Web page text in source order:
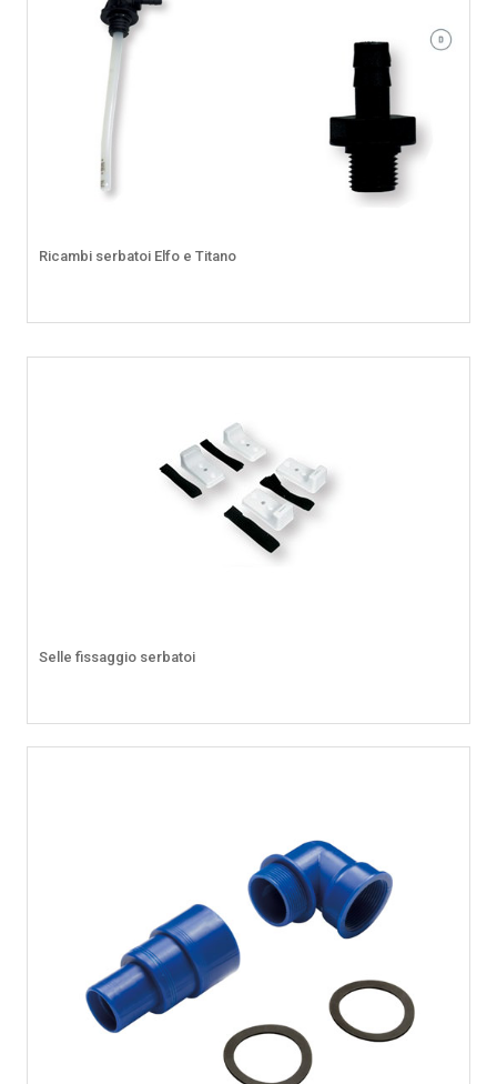
Ricambi serbatoi Elfo e Titano
Selle fissaggio serbatoi